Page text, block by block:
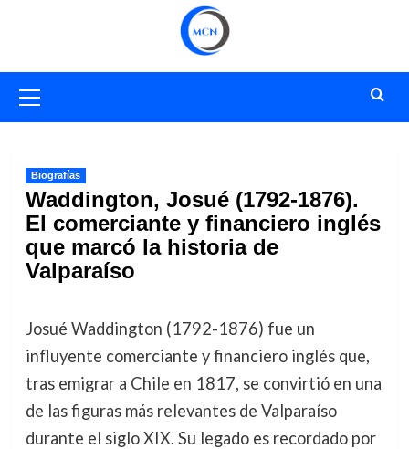
primario
Biografías
Waddington, Josué (1792-1876).
El comerciante y financiero inglés
que marcó la historia de
Valparaíso
Josué Waddington (1792-1876) fue un
influyente comerciante y financiero inglés que,
tras emigrar a Chile en 1817, se convirtió en una
de las figuras más relevantes de Valparaíso
durante el siglo XIX. Su legado es recordado por